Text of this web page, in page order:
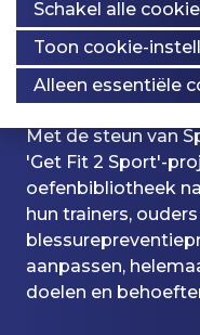
p
r
i
n
g
n
a
Get Fit 2
Met de steun van
'Get Fit 2 Sport'-
oefenbibliotheek
hun trainers,
aanpassen,
doelen en
f
d
n
a
v
i
K
n
o
p
I
n
Schakel alle
Toon cookie-
Alleen essentiële